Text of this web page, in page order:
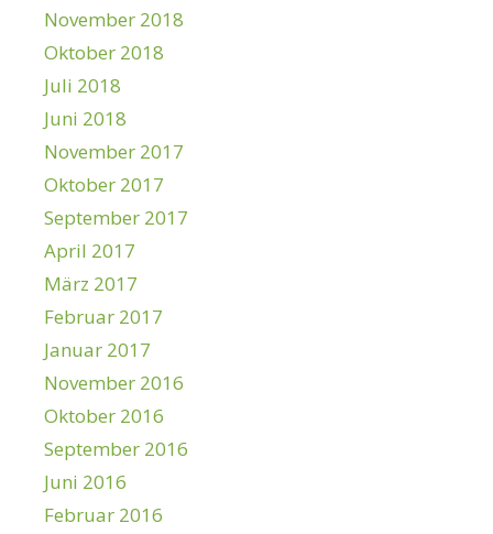
November 2018
Oktober 2018
Juli 2018
Juni 2018
November 2017
Oktober 2017
September 2017
April 2017
März 2017
Februar 2017
Januar 2017
November 2016
Oktober 2016
September 2016
Juni 2016
Februar 2016